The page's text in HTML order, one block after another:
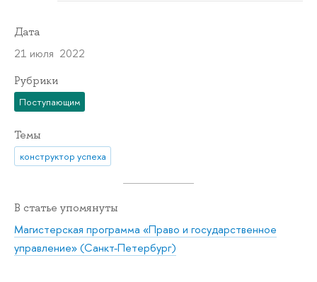
Дата
21 июля 2022
Рубрики
Поступающим
Темы
конструктор успеха
В статье упомянуты
Магистерская программа «Право и государственное
управление» (Санкт-Петербург)